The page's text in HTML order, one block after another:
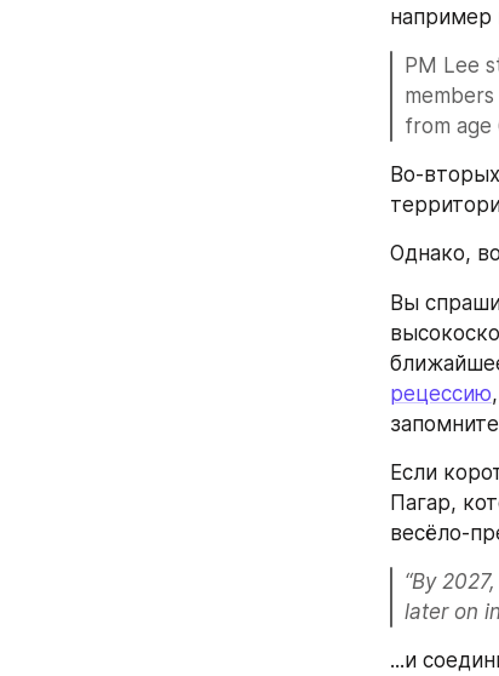
например
PM Lee
from age
Во-
Однако,
Вы
рецессию
Если
Пагар,
весёло-
“By
later on
...и